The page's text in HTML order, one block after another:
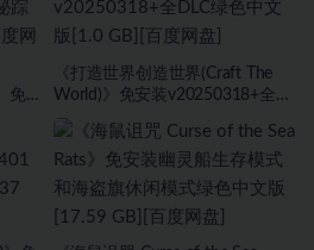
免
《打造世界创造世界(Craft The
World)》免安装v20250318+全
盘]